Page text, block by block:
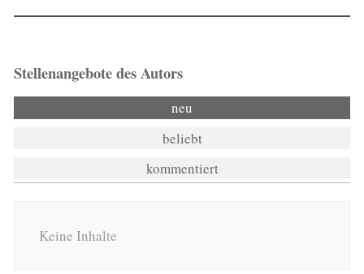
Stellenangebote des Autors
neu
beliebt
kommentiert
Keine Inhalte